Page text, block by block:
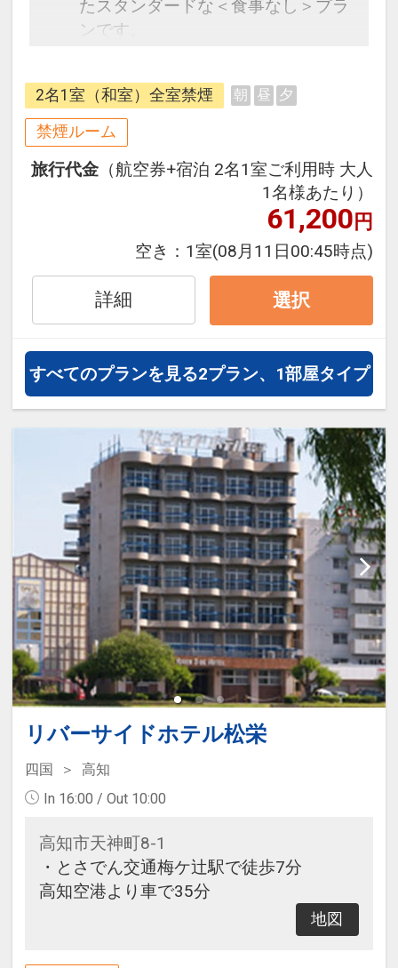
たスタンダードな＜食事なし＞プラ
ンです。
できるダイナミックパッケージだか
ら、一都市滞在はもちろん周遊旅行
にも最適！
旅行期間中の1泊だけの宿泊や延
泊・飛び泊なども自由自在です。
フライトは、安心のJAL（または
JALグループ）確約！フライトマイ
ル50%貯まります。
通・体験プランなどの追加（同時予
約）が可能なプランもございます。
＜添い寝の幼児のお子様＞
生する場合がございます。
現地にてお支払いください。
2名1室（和室）全室禁煙 朝 昼 夕
禁煙ルーム
旅行代金 （航空券+宿泊 2名1室ご利用時 大人
1名様あたり）
61,200円
空き： 1室(08月11日00:45時点)
詳細 選択
すべてのプランを見る2プラン、1部屋タイプ
リバーサイドホテル松栄
四国
高知
In 16:00 / Out 10:00
高知市天神町8-1
・とさでん交通梅ケ辻駅で徒歩7分
高知空港より車で35分
地図